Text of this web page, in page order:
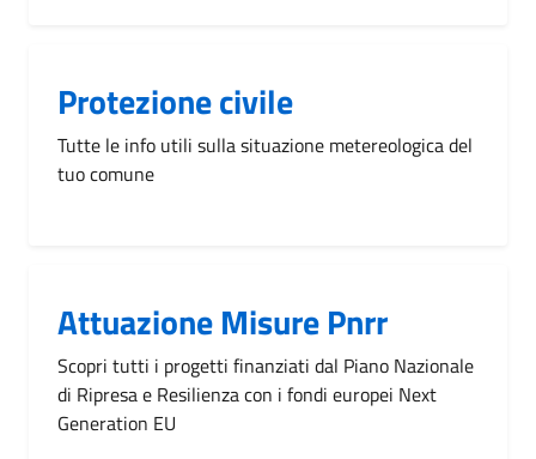
Protezione civile
Tutte le info utili sulla situazione metereologica del
tuo comune
Attuazione Misure Pnrr
Scopri tutti i progetti finanziati dal Piano Nazionale
di Ripresa e Resilienza con i fondi europei Next
Generation EU